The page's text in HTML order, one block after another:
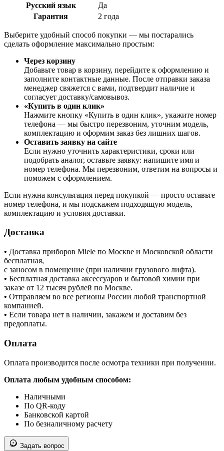
Русский язык
Да
Гарантия
2 года
Выберите удобный способ покупки — мы постарались
сделать оформление максимально простым:
Через корзину
Добавьте товар в корзину, перейдите к оформлению и
заполните контактные данные. После отправки заказа
менеджер свяжется с вами, подтвердит наличие и
согласует доставку/самовывоз.
«Купить в один клик»
Нажмите кнопку «Купить в один клик», укажите номер
телефона — мы быстро перезвоним, уточним модель,
комплектацию и оформим заказ без лишних шагов.
Оставить заявку на сайте
Если нужно уточнить характеристики, сроки или
подобрать аналог, оставьте заявку: напишите имя и
номер телефона. Мы перезвоним, ответим на вопросы и
поможем с оформлением.
Если нужна консультация перед покупкой — просто оставьте
номер телефона, и мы подскажем подходящую модель,
комплектацию и условия доставки.
Доставка
• Доставка приборов Miele по Москве и Московской области
бесплатная,
с заносом в помещение (при наличии грузового лифта).
• Бесплатная доставка аксессуаров и бытовой химии при
заказе от 12 тысяч рублей по Москве.
• Отправляем во все регионы России любой транспортной
компанией.
• Если товара нет в наличии, закажем и доставим без
предоплаты.
Оплата
Оплата производится после осмотра техники при получении.
Оплата любым удобным способом:
Наличными
По QR-коду
Банковской картой
По безналичному расчету
Задать вопрос